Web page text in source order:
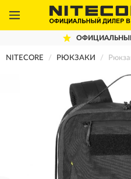
NITECORE РЮКЗАКИ